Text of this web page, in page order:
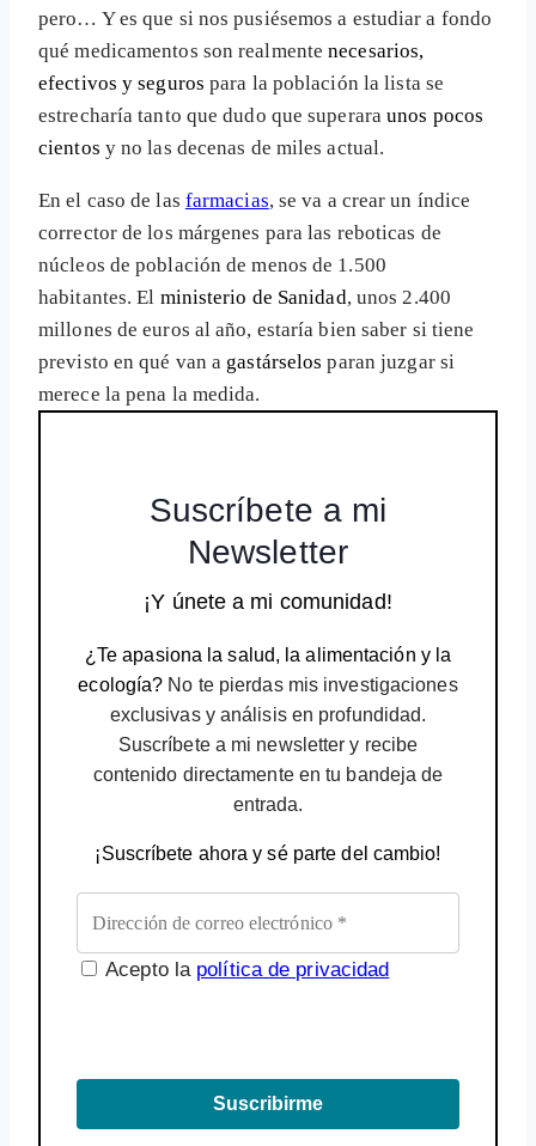
pero… Y es que si nos pusiésemos a estudiar a fondo
qué medicamentos son realmentenecesarios,
efectivos y seguros para la población la lista se
estrecharía tanto que dudo que superaraunos pocos
cientos y no las decenas de miles actual.
En el caso de las farmacias, se va a crear un índice
corrector de los márgenes para las reboticas de
núcleos de población de menos de 1.500
habitantes. El ministerio de Sanidad, unos 2.400
millones de euros al año, estaría bien saber si tiene
previsto en qué van a gastárselosparan juzgar si
merece la pena la medida.
Suscríbete a mi
Newsletter
¡Y únete a mi comunidad!
¿Te apasiona la salud, la alimentación y la
ecología? No te pierdas mis investigaciones
exclusivas y análisis en profundidad.
Suscríbete a mi newsletter y recibe
contenido directamente en tu bandeja de
entrada.
¡Suscríbete ahora y sé parte del cambio!
Acepto la política de privacidad
Suscribirme